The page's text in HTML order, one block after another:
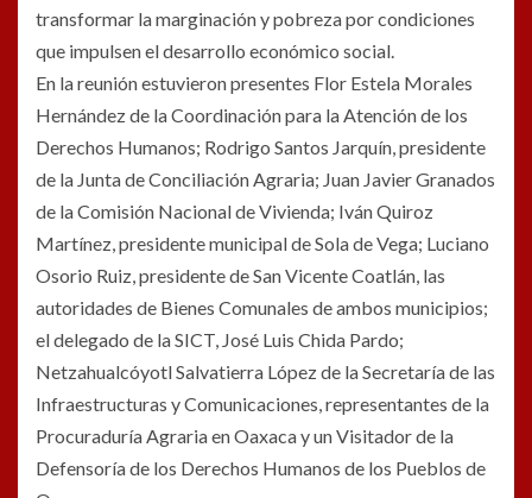
transformar la marginación y pobreza por condiciones
que impulsen el desarrollo económico social.
En la reunión estuvieron presentes Flor Estela Morales
Hernández de la Coordinación para la Atención de los
Derechos Humanos; Rodrigo Santos Jarquín, presidente
de la Junta de Conciliación Agraria; Juan Javier Granados
de la Comisión Nacional de Vivienda; Iván Quiroz
Martínez, presidente municipal de Sola de Vega; Luciano
Osorio Ruiz, presidente de San Vicente Coatlán, las
autoridades de Bienes Comunales de ambos municipios;
el delegado de la SICT, José Luis Chida Pardo;
Netzahualcóyotl Salvatierra López de la Secretaría de las
Infraestructuras y Comunicaciones, representantes de la
Procuraduría Agraria en Oaxaca y un Visitador de la
Defensoría de los Derechos Humanos de los Pueblos de